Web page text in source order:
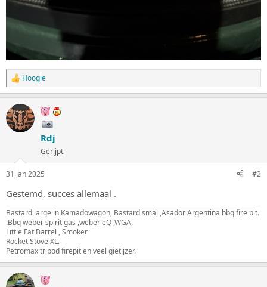
W
a
r
d
e
e
:
Hoogie
Rdj
Gerijpt
31 jan 2025 #2
Gestemd, succes allemaal .
Bastard large in Kamadowagon, Bastard smal ,Asador Argentina bbq fire pit.
.Bbq weber spirit gas ,weber eQ ,WGA,
Little Fat Barrel , Smoker
Rocket Stove XL.
Petromax tripod firepit en veel gietijzer.